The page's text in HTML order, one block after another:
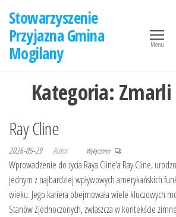
treści
Stowarzyszenie
Przyjazna Gmina
Mogilany
Menu
Kategoria:
Ray Cline
2026-05-29 Autor Wyłączono
Wprowadzenie do życia Raya Cline’a Ray Cline,
jednym z najbardziej wpływowych amerykańskich
wieku. Jego kariera obejmowała wiele kluczowych
Stanów Zjednoczonych, zwłaszcza w kontekście